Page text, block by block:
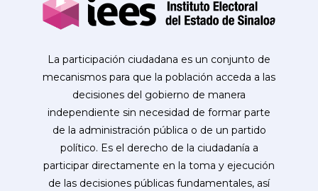
La participación ciudadana es un conjunto de
mecanismos para que la población acceda a las
decisiones del gobierno de manera
independiente sin necesidad de formar parte
de la administración pública o de un partido
político. Es el derecho de la ciudadanía a
participar directamente en la toma y ejecución
de las decisiones públicas fundamentales, así